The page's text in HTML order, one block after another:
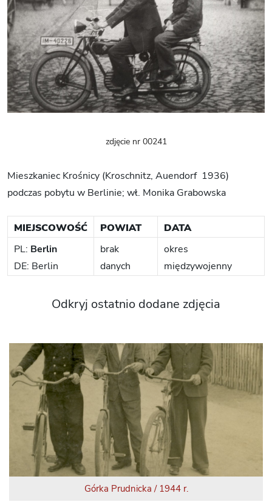
zdjęcie nr 00241
Mieszkaniec Krośnicy (Kroschnitz, Auendorf 1936)
podczas pobytu w Berlinie; wł. Monika Grabowska
MIEJSCOWOŚĆ POWIAT
DATA
PL: Berlin
DE: Berlin
brak
danych
okres
międzywojenny
Odkryj ostatnio dodane zdjęcia
Górka Prudnicka / 1944 r.